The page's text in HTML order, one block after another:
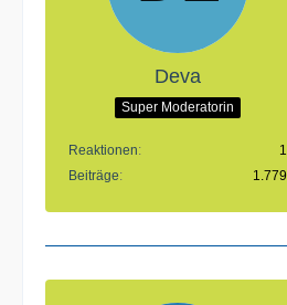
Deva
Super Moderatorin
Reaktionen
1
Beiträge
1.779